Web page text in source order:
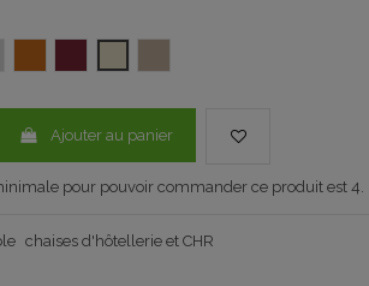
Ajouter au panier
pour pouvoir commander ce produit est 4.
chaises d'hôtellerie et CHR